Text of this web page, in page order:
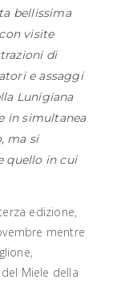
bellissima
visite
di
e assaggi
Lunigiana
in simultanea
ma si
quello in cui
edizione,
mentre
Miele della